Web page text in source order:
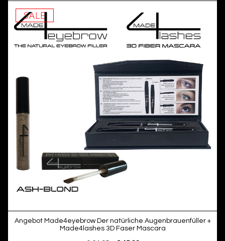
SALE
Angebot Made4eyebrow Der natürliche Augenbrauenfüller +
Made4lashes 3D Faser Mascara